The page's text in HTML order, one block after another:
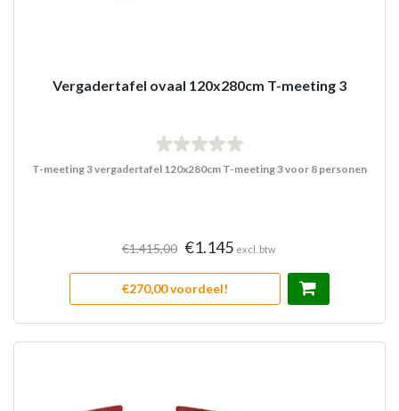
Vergadertafel ovaal 120x280cm T-meeting 3
T-meeting 3 vergadertafel 120x280cm T-meeting 3 voor 8 personen
€1.415,00 €1.145 excl. btw
€270,00 voordeel!